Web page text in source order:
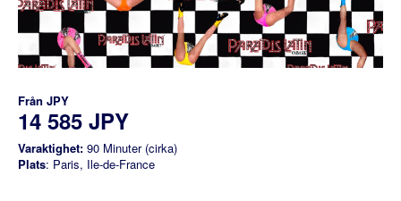
Från JPY
14 585 JPY
Varaktighet: 90 Minuter (cirka)
Plats: Paris, Ile-de-France